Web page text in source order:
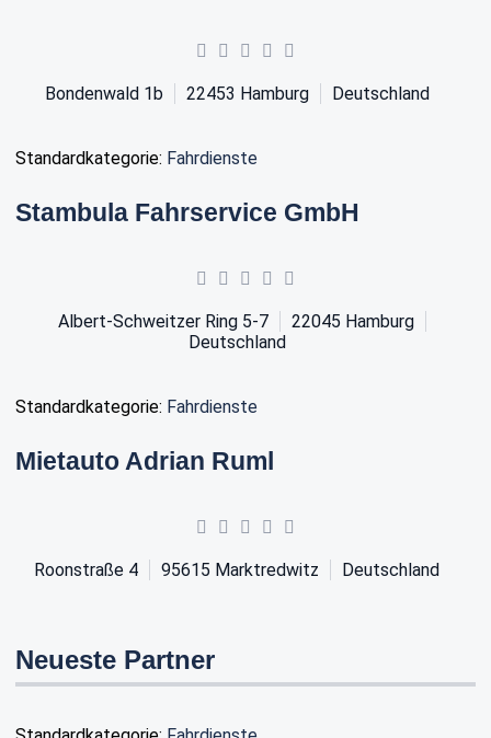
Bondenwald 1b 22453 Hamburg Deutschland
Standardkategorie: Fahrdienste
Stambula Fahrservice GmbH
Albert-Schweitzer Ring 5-7 22045 Hamburg
Deutschland
Standardkategorie: Fahrdienste
Mietauto Adrian Ruml
Roonstraße 4 95615 Marktredwitz Deutschland
Neueste Partner